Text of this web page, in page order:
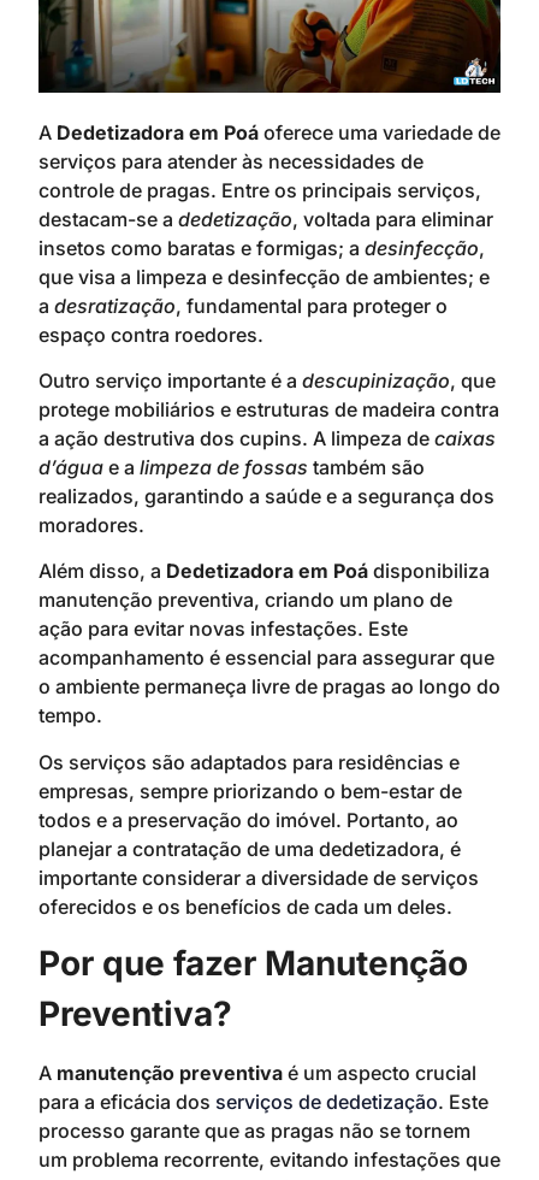
A Dedetizadora em Poá oferece uma variedade de
serviços para atender às necessidades de
controle de pragas. Entre os principais serviços,
destacam-se a dedetização, voltada para eliminar
insetos como baratas e formigas; a desinfecção,
que visa a limpeza e desinfecção de ambientes; e
a desratização, fundamental para proteger o
espaço contra roedores.
Outro serviço importante é a descupinização, que
protege mobiliários e estruturas de madeira contra
a ação destrutiva dos cupins. A limpeza de caixas
d’água e a limpeza de fossas também são
realizados, garantindo a saúde e a segurança dos
moradores.
Além disso, a Dedetizadora em Poá disponibiliza
manutenção preventiva, criando um plano de
ação para evitar novas infestações. Este
acompanhamento é essencial para assegurar que
o ambiente permaneça livre de pragas ao longo do
tempo.
Os serviços são adaptados para residências e
empresas, sempre priorizando o bem-estar de
todos e a preservação do imóvel. Portanto, ao
planejar a contratação de uma dedetizadora, é
importante considerar a diversidade de serviços
oferecidos e os benefícios de cada um deles.
Por que fazer Manutenção
Preventiva?
A manutenção preventiva é um aspecto crucial
para a eficácia dos serviços de dedetização. Este
processo garante que as pragas não se tornem
um problema recorrente, evitando infestações que